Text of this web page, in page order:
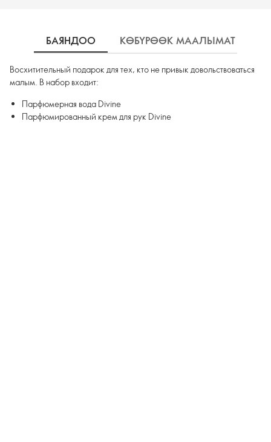
БАЯНДОО КӨБҮРӨӨК МААЛЫМАТ
Восхитительный подарок для тех, кто не привык довольствоваться
малым. В набор входит:
Парфюмерная вода Divine
Парфюмированный крем для рук Divine